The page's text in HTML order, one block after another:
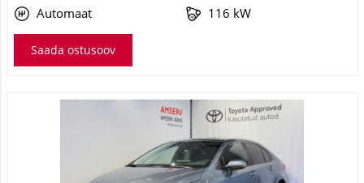
Automaat
116 kW
Saada ostusoov